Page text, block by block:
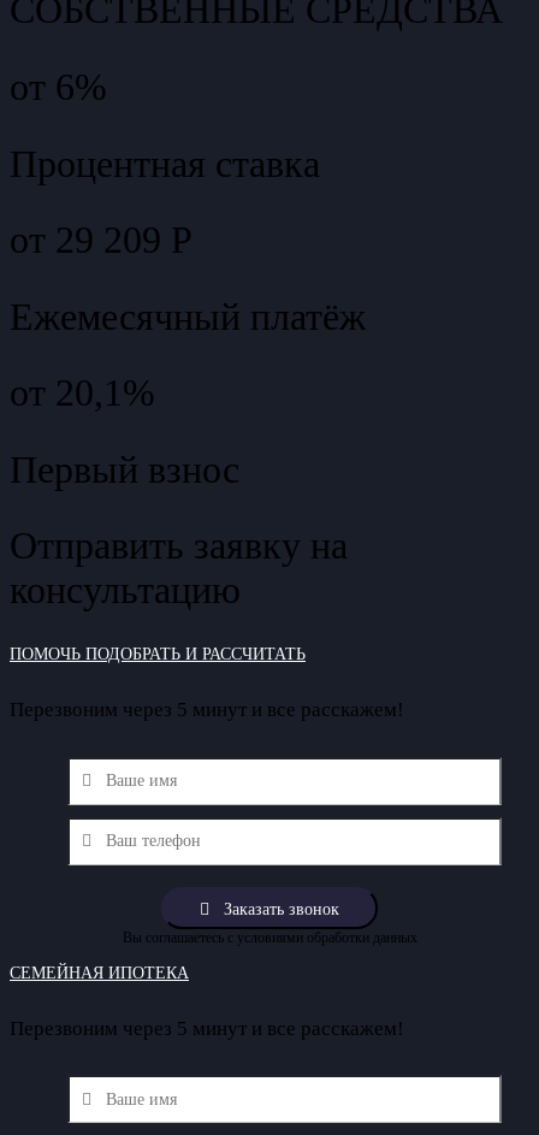
СОБСТВЕННЫЕ СРЕДСТВА
от 6%
Процентная ставка
от 29 209 Р
Ежемесячный платёж
от 20,1%
Первый взнос
Отправить заявку на
консультацию
ПОМОЧЬ ПОДОБРАТЬ И РАССЧИТАТЬ
Перезвоним через 5 минут и все расскажем!
Вы соглашаетесь с условиями обработки данных
СЕМЕЙНАЯ ИПОТЕКА
Перезвоним через 5 минут и все расскажем!